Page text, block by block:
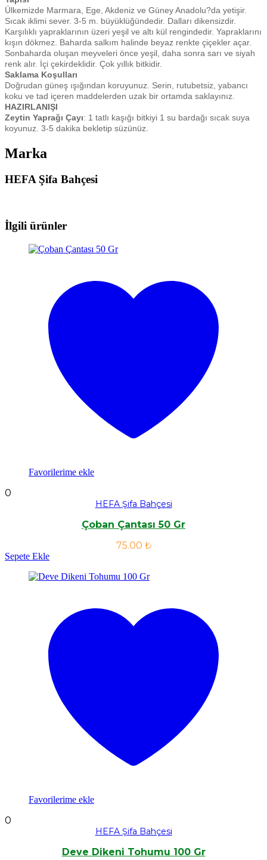
Ülkemizde Marmara, Ege, Akdeniz ve Güney Anadolu?da yetişir.
Sıcak iklimi sever. 3-5 m. büyüklüğündedir. Dalları dikensizdir.
Karşılıklı yapraklarının üzeri yeşil ve altı kül rengindedir. Yapraklarını
kışın dökmez. Baharda salkım halinde beyaz renkte çiçekler açar.
Sonbaharda oluşan meyveleri önce yeşil, daha sonra sarı ve siyah
renk alır. İçi çekirdeklidir. Çok yıllık bitkidir.
Saklama Koşulları
Doğrudan güneş ışığından koruyunuz. Serin, rutubetsiz, yabancı
koku ve tad içeren maddelerden uzak bir ortamda saklayınız.
HAZIRLANIŞI
Zeytin Yaprağı Çayı: 1 tatlı kaşığı bitkiyi 1 su bardağı sıcak suya
koyunuz. 3-5 dakika bekletip süzünüz.
Marka
HEFA Şifa Bahçesi
İlgili ürünler
Favorilerime ekle
Çoban Çantası 50 Gr
0
HEFA Şifa Bahçesi
75.00 ₺
Sepete Ekle
Favorilerime ekle
Deve Dikeni Tohumu 100 Gr
0
HEFA Şifa Bahçesi